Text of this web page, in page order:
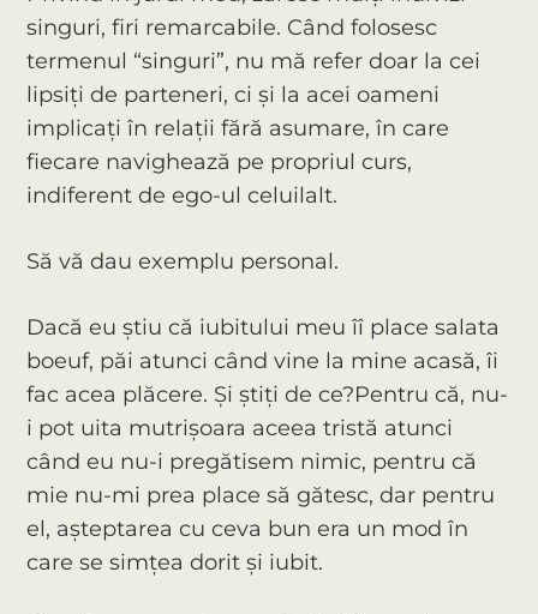
singuri, firi remarcabile. Când folosesc
termenul “singuri”, nu mă refer doar la cei
lipsiți de parteneri, ci și la acei oameni
implicați în relații fără asumare, în care
fiecare navighează pe propriul curs,
indiferent de ego-ul celuilalt.
Să vă dau exemplu personal.
Dacă eu știu că iubitului meu îî place salata
boeuf, păi atunci când vine la mine acasă, îi
fac acea plăcere. Și știți de ce?Pentru că, nu-
i pot uita mutrișoara aceea tristă atunci
când eu nu-i pregătisem nimic, pentru că
mie nu-mi prea place să gătesc, dar pentru
el, așteptarea cu ceva bun era un mod în
care se simțea dorit și iubit.